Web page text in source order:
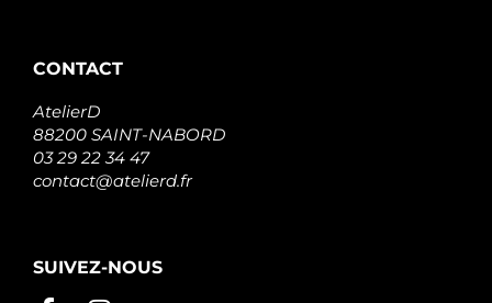
CONTACT
AtelierD
88200 SAINT-NABORD
03 29 22 34 47
contact@atelierd.fr
SUIVEZ-NOUS